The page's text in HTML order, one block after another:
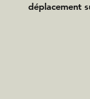
déplacement